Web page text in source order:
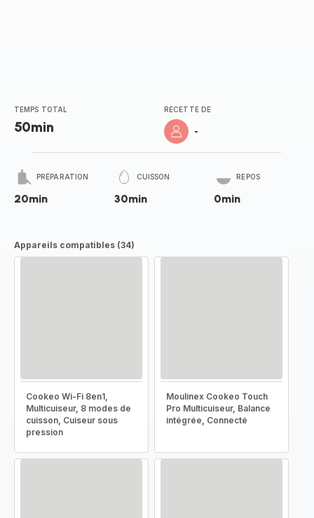
TEMPS TOTAL
50min
RECETTE DE
-
PRÉPARATION
20min
CUISSON
30min
REPOS
0min
Appareils compatibles (34)
Cookeo Wi-Fi 8en1,
Multicuiseur, 8 modes de
cuisson, Cuiseur sous
pression
Moulinex Cookeo Touch
Pro Multicuiseur, Balance
intégrée, Connecté